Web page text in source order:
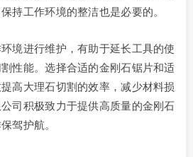
持工作环境的整洁也是必要的。
境进行维护，有助于延长工具的使
性能。选择合适的金刚石锯片和适
高大理石切割的效率，减少材料损
司积极致力于提供高质量的金刚石
驾护航。